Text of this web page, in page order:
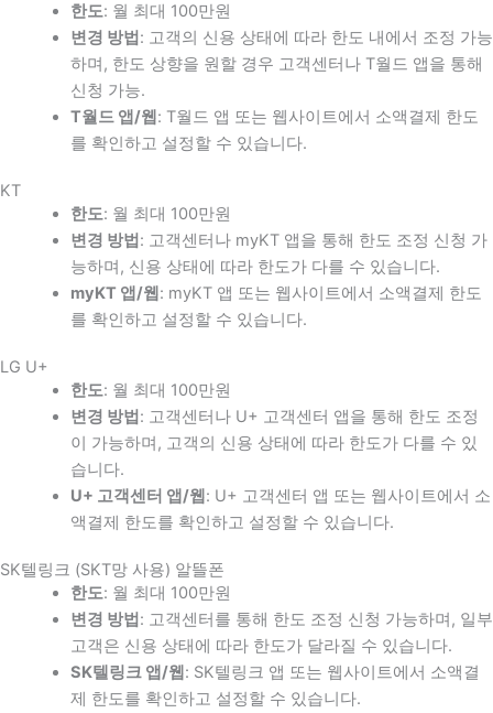
한도: 월 최대 100만원
변경 방법 : 고객의 신용 상태에 따라 한도 내에서 조정 가능
하며, 한도 상향을 원할 경우 고객센터나 T월드 앱을 통해
신청 가능.
T월드 앱/웹 : T월드 앱 또는 웹사이트에서 소액결제 한도
를 확인하고 설정할 수 있습니다.
KT
한도: 월 최대 100만원
변경 방법 : 고객센터나 myKT 앱을 통해 한도 조정 신청 가
능하며, 신용 상태에 따라 한도가 다를 수 있습니다.
myKT 앱/웹 : myKT 앱 또는 웹사이트에서 소액결제 한도
를 확인하고 설정할 수 있습니다.
LG U+
한도: 월 최대 100만원
변경 방법 : 고객센터나 U+ 고객센터 앱을 통해 한도 조정
이 가능하며, 고객의 신용 상태에 따라 한도가 다를 수 있
습니다.
U+ 고객센터 앱/웹 : U+ 고객센터 앱 또는 웹사이트에서 소
액결제 한도를 확인하고 설정할 수 있습니다.
SK텔링크 (SKT망 사용) 알뜰폰
한도: 월 최대 100만원
변경 방법 : 고객센터를 통해 한도 조정 신청 가능하며, 일부
고객은 신용 상태에 따라 한도가 달라질 수 있습니다.
SK텔링크 앱/웹 : SK텔링크 앱 또는 웹사이트에서 소액결
제 한도를 확인하고 설정할 수 있습니다.